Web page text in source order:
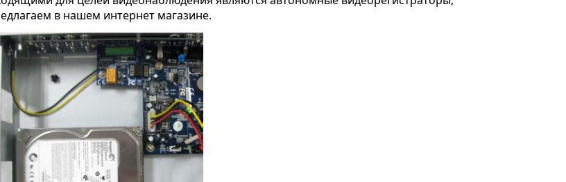
в нашем интернет магазине.